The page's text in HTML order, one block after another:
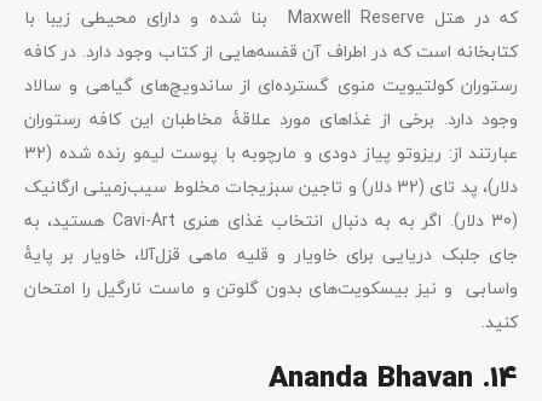
که در هتل Maxwell Reserve بنا شده و دارای محیطی زیبا با
کتابخانه است که در اطراف آن قفسه‌هایی از کتاب وجود دارد. در کافه
رستوران کولتیویت منوی گسترده‌ای از ساندویچ‌های گیاهی و سالاد
وجود دارد. برخی از غذاهای مورد علاقۀ مخاطبان این کافه رستوران
عبارتند از: ریزوتو پیاز دودی و مارچوبه با پوست لیمو رنده شده (32
دلار)، پد تای (32 دلار) و تاجین سبزیجات مخلوط سیب‌زمینی ارگانیک
(30 دلار). اگر به به دنبال انتخاب غذای هنری Cavi-Art هستید، به
جای جلبک دریایی برای خاویار و قلیه ماهی قزل‌آلا، خاویار بر پایۀ
واسابی و نیز بیسکویت‌های بدون گلوتن و ماست نارگیل را امتحان
کنید.
14. Ananda Bhavan